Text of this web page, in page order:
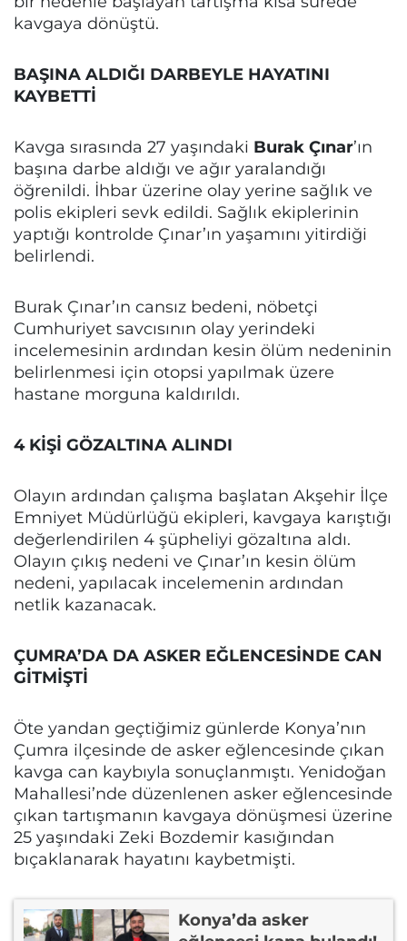
kavgaya dönüştü.
BAŞINA ALDIĞI DARBEYLE HAYATINI
KAYBETTİ
Kavga sırasında 27 yaşındaki Burak Çınar’ın
başına darbe aldığı ve ağır yaralandığı
öğrenildi. İhbar üzerine olay yerine sağlık ve
polis ekipleri sevk edildi. Sağlık ekiplerinin
yaptığı kontrolde Çınar’ın yaşamını yitirdiği
belirlendi.
Burak Çınar’ın cansız bedeni, nöbetçi
Cumhuriyet savcısının olay yerindeki
incelemesinin ardından kesin ölüm nedeninin
belirlenmesi için otopsi yapılmak üzere
hastane morguna kaldırıldı.
4 KİŞİ GÖZALTINA ALINDI
Olayın ardından çalışma başlatan Akşehir İlçe
Emniyet Müdürlüğü ekipleri, kavgaya karıştığı
değerlendirilen 4 şüpheliyi gözaltına aldı.
Olayın çıkış nedeni ve Çınar’ın kesin ölüm
nedeni, yapılacak incelemenin ardından
netlik kazanacak.
ÇUMRA’DA DA ASKER EĞLENCESİNDE CAN
GİTMİŞTİ
Öte yandan geçtiğimiz günlerde Konya’nın
Çumra ilçesinde de asker eğlencesinde çıkan
kavga can kaybıyla sonuçlanmıştı. Yenidoğan
Mahallesi’nde düzenlenen asker eğlencesinde
çıkan tartışmanın kavgaya dönüşmesi üzerine
25 yaşındaki Zeki Bozdemir kasığından
bıçaklanarak hayatını kaybetmişti.
Konya’da asker